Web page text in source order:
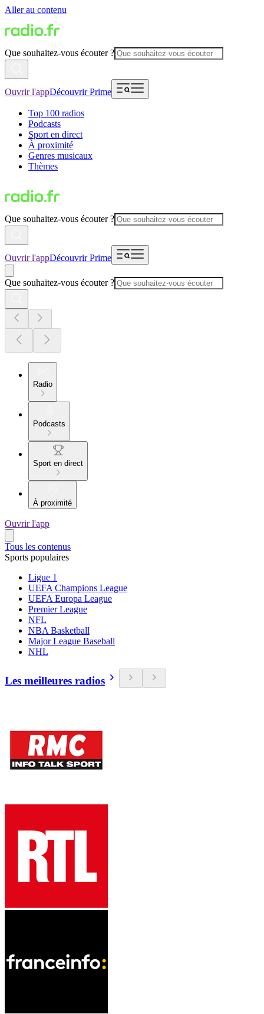
Aller au contenu
Que souhaitez-vous écouter ?
Ouvrir l'appDécouvrir Prime
Top 100 radios
Podcasts
Sport en direct
À proximité
Genres musicaux
Thèmes
Que souhaitez-vous écouter ?
Ouvrir l'appDécouvrir Prime
Que souhaitez-vous écouter ?
Radio
Podcasts
Sport en direct
À proximité
Ouvrir l'app
Tous les contenus
Sports populaires
Ligue 1
UEFA Champions League
UEFA Europa League
Premier League
NFL
NBA Basketball
Major League Baseball
NHL
Les meilleures radios